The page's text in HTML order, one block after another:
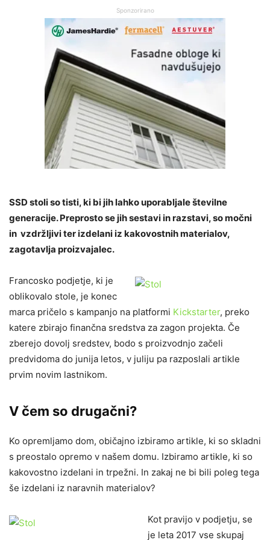
Sponzorirano
SSD stoli so tisti, ki bi jih lahko uporabljale številne
generacije. Preprosto se jih sestavi in razstavi, so močni
in vzdržljivi ter izdelani iz kakovostnih materialov,
zagotavlja proizvajalec.
Francosko podjetje, ki je
oblikovalo stole, je konec
marca pričelo s kampanjo na platformi Kickstarter, preko
katere zbirajo finančna sredstva za zagon projekta. Če
zberejo dovolj sredstev, bodo s proizvodnjo začeli
predvidoma do junija letos, v juliju pa razposlali artikle
prvim novim lastnikom.
V čem so drugačni?
Ko opremljamo dom, običajno izbiramo artikle, ki so skladni
s preostalo opremo v našem domu. Izbiramo artikle, ki so
kakovostno izdelani in trpežni. In zakaj ne bi bili poleg tega
še izdelani iz naravnih materialov?
Kot pravijo v podjetju, se
je leta 2017 vse skupaj